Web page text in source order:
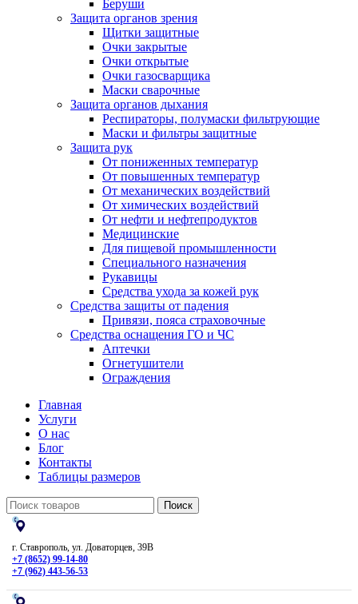
Беруши
Защита органов зрения
Щитки защитные
Очки закрытые
Очки открытые
Очки газосварщика
Маски сварочные
Защита органов дыхания
Респираторы, полумаски фильтрующие
Маски и фильтры защитные
Защита рук
От пониженных температур
От повышенных температур
От механических воздействий
От химических воздействий
От нефти и нефтепродуктов
Медицинские
Для пищевой промышленности
Специального назначения
Рукавицы
Средства ухода за кожей рук
Средства защиты от падения
Привязи, пояса страховочные
Средства оснащения ГО и ЧС
Аптечки
Огнетушители
Ограждения
Главная
Услуги
О нас
Блог
Контакты
Таблицы размеров
Поиск
г. Ставрополь, ул. Доваторцев, 39В
+7 (8652) 99-14-80
+7 (962) 443-56-53